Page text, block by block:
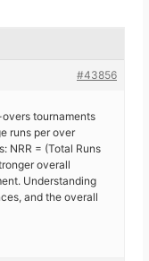
#43856
tournaments
runs per over
NRR = (Total Runs
overall
Understanding
and the overall